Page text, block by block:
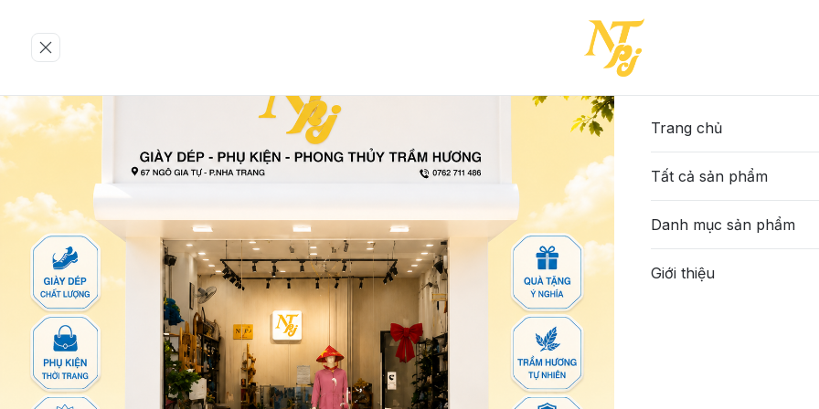
595.000đ
Màu sắc
Đen
Size:
35
36 37
Số lượng
Trang chủ
Tất cả sản phẩm
Danh mục sản phẩm
Giới thiệu